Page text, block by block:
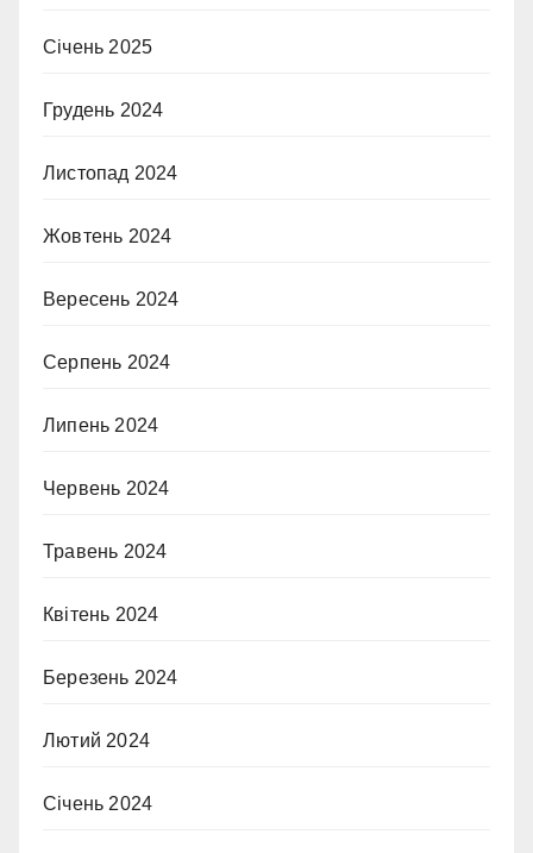
Січень 2025
Грудень 2024
Листопад 2024
Жовтень 2024
Вересень 2024
Серпень 2024
Липень 2024
Червень 2024
Травень 2024
Квітень 2024
Березень 2024
Лютий 2024
Січень 2024